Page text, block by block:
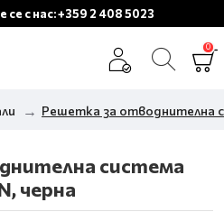
с нас: +359 2 408 5023
0
Решетка за отводнителна
система
черна